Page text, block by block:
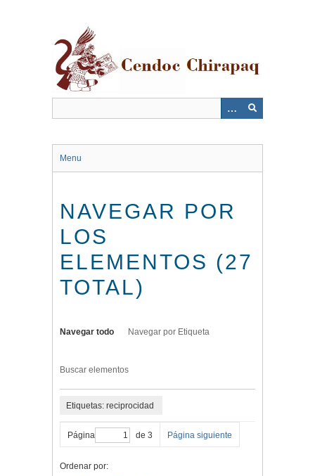
Menu
NAVEGAR POR
LOS
ELEMENTOS (27
TOTAL)
Navegar todo Navegar por Etiqueta
Buscar elementos
Etiquetas: reciprocidad
Página de 3 Página siguiente
Ordenar por: